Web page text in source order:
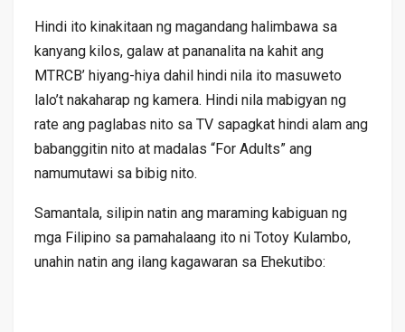
Hindi ito kinakitaan ng magandang halimbawa sa
kanyang kilos, galaw at pananalita na kahit ang
MTRCB’ hiyang-hiya dahil hindi nila ito masuweto
lalo’t nakaharap ng kamera. Hindi nila mabigyan ng
rate ang paglabas nito sa TV sapagkat hindi alam ang
babanggitin nito at madalas “For Adults” ang
namumutawi sa bibig nito.
Samantala, silipin natin ang maraming kabiguan ng
mga Filipino sa pamahalaang ito ni Totoy Kulambo,
unahin natin ang ilang kagawaran sa Ehekutibo: